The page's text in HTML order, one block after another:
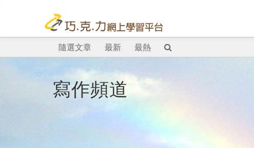
隨選文章 最新 最熱
寫作頻道